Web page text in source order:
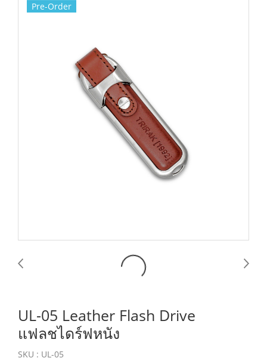
Pre-Order
UL-05 Leather Flash Drive
แฟลชไดร์ฟหนัง
SKU : UL-05